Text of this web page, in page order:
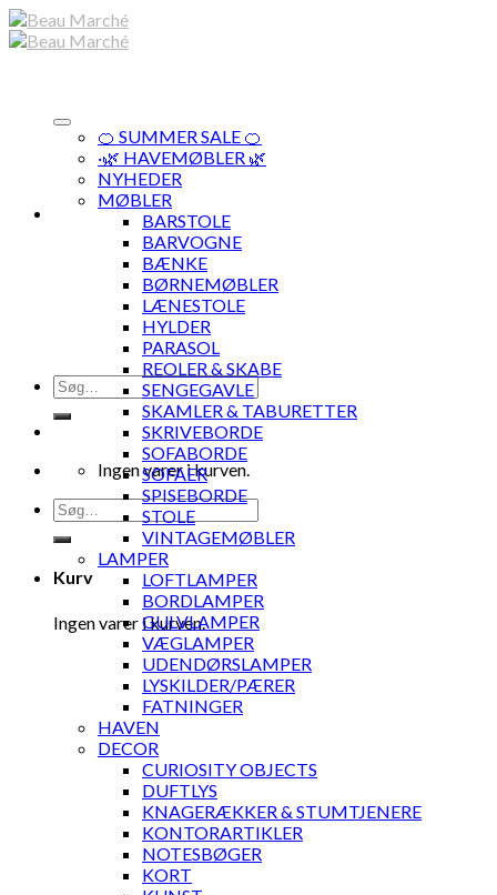
Skip
to
Søg
efter:
Ingen varer i kurven.
Søg
efter:
Kurv
Ingen varer i kurven.
🍊 SUMMER SALE 🍊
·🌿 HAVEMØBLER 🌿
NYHEDER
MØBLER
BARSTOLE
BARVOGNE
BÆNKE
BØRNEMØBLER
LÆNESTOLE
HYLDER
PARASOL
REOLER & SKABE
SENGEGAVLE
SKAMLER & TABURETTER
SKRIVEBORDE
SOFABORDE
SOFAER
SPISEBORDE
STOLE
VINTAGEMØBLER
LAMPER
LOFTLAMPER
BORDLAMPER
GULVLAMPER
VÆGLAMPER
UDENDØRSLAMPER
LYSKILDER/PÆRER
FATNINGER
HAVEN
DECOR
CURIOSITY OBJECTS
DUFTLYS
KNAGERÆKKER & STUMTJENERE
KONTORARTIKLER
NOTESBØGER
KORT